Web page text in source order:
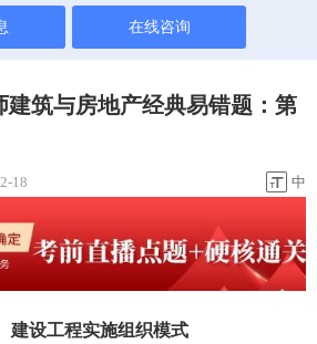
在线咨询
建筑与房地产经典易错题：第
18 中
设工程实施组织模式